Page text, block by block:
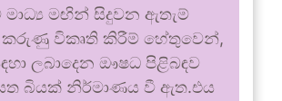
මඟින් සිදුවන ඇතැම්
කරුණු විකෘති කිරීම් හේතුවෙන්,
ලබාදෙන ඖෂධ පිළිබඳව
බියක් නිර්මාණය වී ඇත.එය